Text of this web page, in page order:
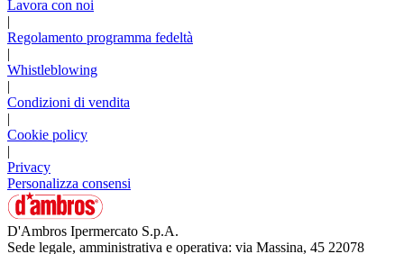
Lavora con noi
|
Regolamento programma fedeltà
|
Whistleblowing
|
Condizioni di vendita
|
Cookie policy
|
Privacy
Personalizza consensi
D'Ambros Ipermercato S.p.A.
Sede legale, amministrativa e operativa: via Massina, 45 22078